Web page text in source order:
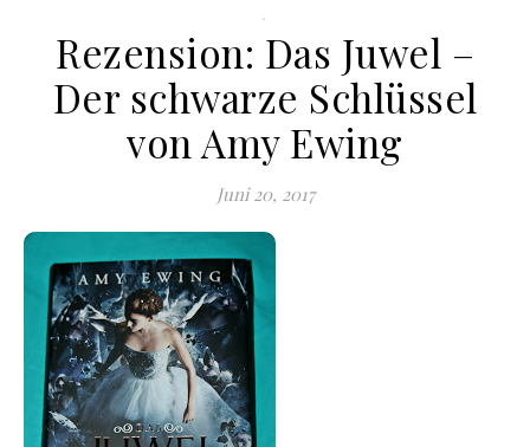
.
Rezension: Das Juwel –
Der schwarze Schlüssel
von Amy Ewing
Juni 20, 2017